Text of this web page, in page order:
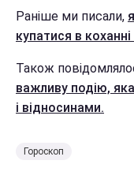
Раніше ми писали,
купатися в
Також
важливу подію,
і відносинами.
Гороскоп